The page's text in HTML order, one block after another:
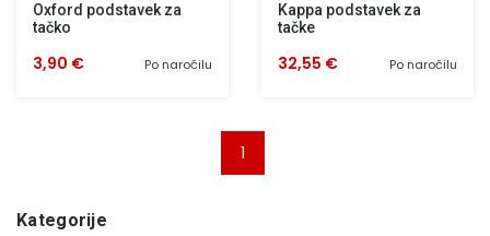
Oxford podstavek za
tačko
Po naročilu
3,90 €
Kappa podstavek za
tačke
Po naročilu
32,55 €
1
Kategorije